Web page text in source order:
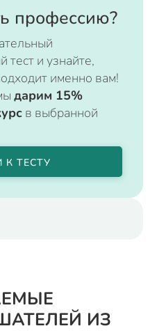
профессию?
и узнайте,
именно вам!
дарим 15%
в выбранной
К ТЕСТУ
ИЗ